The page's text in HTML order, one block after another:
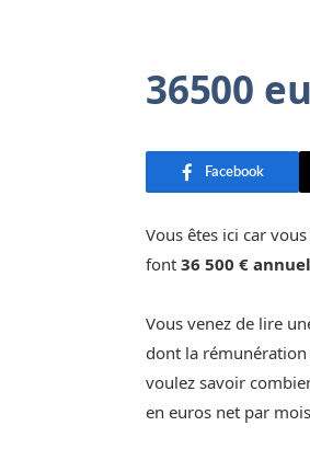
36500
Facebook
Vous êtes ici car
font 36 500 €
Vous venez de lire
dont la rémunération
voulez savoir
en euros net par